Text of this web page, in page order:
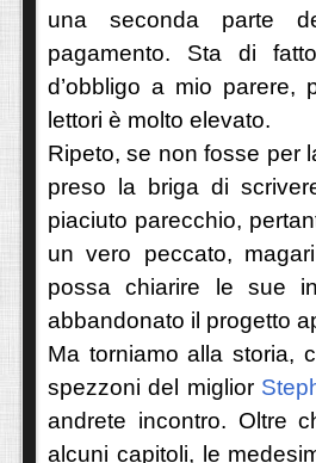
una seconda parte
pagamento. Sta di
d’obbligo a mio parere,
lettori è molto elevato.
Ripeto, se non fosse per
preso la briga di
piaciuto parecchio,
un vero peccato,
possa chiarire le sue
abbandonato il progetto
Ma torniamo alla storia,
spezzoni del miglior
andrete incontro. Oltre
alcuni capitoli, le